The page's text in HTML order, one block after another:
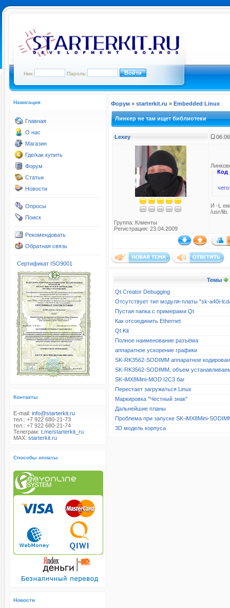
Ник: Пароль:
Навигация
Главная
О нас
Магазин
Где/как купить
Форум
Статьи
Новости
Опросы
Поиск
Рекомендовать
Обратная связь
Сертификат ISO9001
Контакты
E-mail: info@starterkit.ru
тел.: +7 922 680-21-73
тел.: +7 922 680-21-74
Телеграм: t.me/starterkit_ru
MAX: starterkit.ru
Способы оплаты
Новости
Форум » starterkit.ru » Embedded Linux
Линкер не там ищет библиотеки
Lexey
Группа: Клиенты
Регистрация: 23.04.2009
Код
И -L
/usr/lib.
Темы
Qt Creator Debugging
Отсутствует тип модуля-платы "sk-a40i-
Пустая папка с примерами Qt
Как отсоединить Ethernet
Qt Kit
Полное наименование разъёма
аппаратное ускорение графики
SK-RK3562-SODIMM аппаратное
SK-RK3562-SODIMM, объем
SK-iMX8Mini-MOD I2C3 баг
Перестает загружаться Linux
Маркировка "Честный знак"
Дальнейшие планы
Проблема при запуске SK-iMX8Mini-
3D модель корпуса